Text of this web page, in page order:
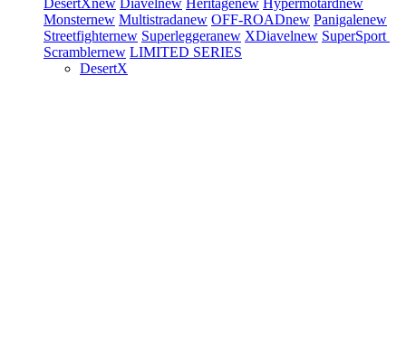
DesertXnew Diavelnew Heritagenew Hypermotardnew
Monsternew Multistradanew OFF-ROADnew Panigalenew
Streetfighternew Superleggeranew XDiavelnew SuperSport
Scramblernew LIMITED SERIES
DesertX